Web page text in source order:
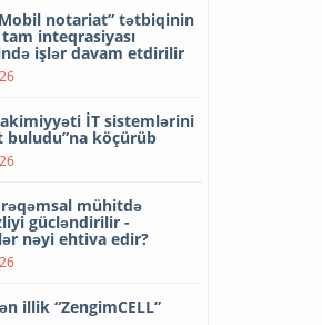
notariat” tətbiqinin
tam inteqrasiyası
işlər davam etdirilir
İT sistemlərini
buludu”na köçürüb
rəqəmsal mühitdə
gücləndirilir -
nəyi ehtiva edir?
illik “ZengimCELL”